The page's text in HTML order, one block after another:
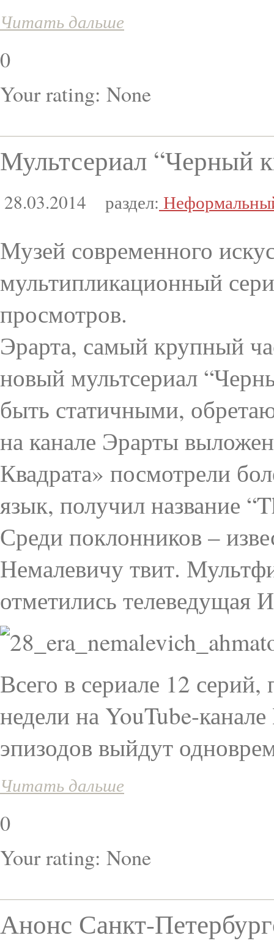
Читать дальше
0
Your rating: None
Мультсериал “Черный
28.03.2014 раздел:
Музей современного
мультипликационный
просмотров.
Эрарта, самый крупный
новый мультсериал
быть статичными,
на канале Эрарты
Квадрата» посмотрели
язык, получил название
Среди поклонников –
Немалевичу твит.
отметились
Всего в сериале 12
недели на YouTube-
эпизодов выйдут
Читать дальше
0
Your rating: None
Анонс Санкт-